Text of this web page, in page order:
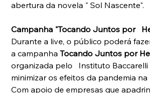
abertura da novela " Sol Nascente".
Campanha "Tocando Juntos por
Durante a live, o público poderá
a campanha Tocando Juntos por
organizada pelo   Instituto
minimizar os efeitos da pandemia na
Com apoio de empresas que